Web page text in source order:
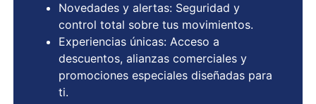
Novedades y alertas: Seguridad y
control total sobre tus movimientos.
Experiencias únicas: Acceso a
descuentos, alianzas comerciales y
promociones especiales diseñadas para
ti.